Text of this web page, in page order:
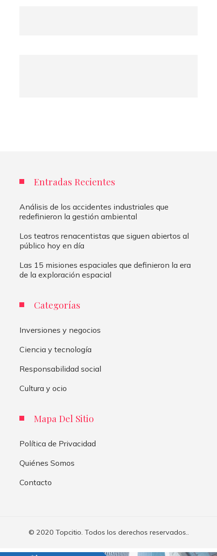
Entradas Recientes
Análisis de los accidentes industriales que
redefinieron la gestión ambiental
Los teatros renacentistas que siguen abiertos al
público hoy en día
Las 15 misiones espaciales que definieron la era
de la exploración espacial
Categorías
Inversiones y negocios
Ciencia y tecnología
Responsabilidad social
Cultura y ocio
Mapa Del Sitio
Política de Privacidad
Quiénes Somos
Contacto
© 2020 Topcitio. Todos los derechos reservados..